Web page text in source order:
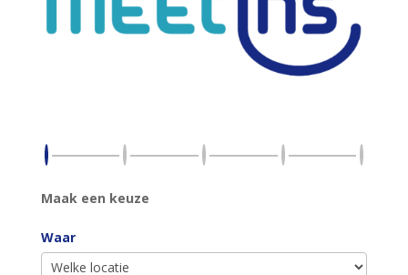
Maak een keuze
Waar